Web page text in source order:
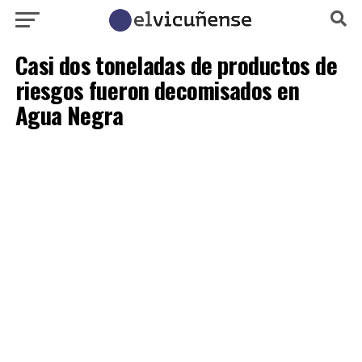
Casi dos toneladas de productos de
riesgos fueron decomisados en
Agua Negra